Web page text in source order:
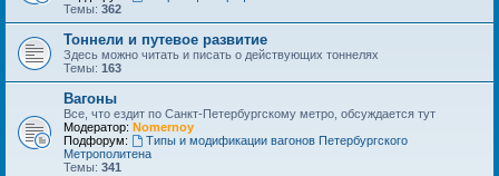
Темы: 362
Тоннели и путевое развитие
Здесь можно читать и писать о действующих тоннелях
Темы: 163
Вагоны
Все, что ездит по Санкт-Петербургскому метро, обсуждается тут
Модератор: Nomernoy
Подфорум:
Типы и модификации вагонов Петербургского
Метрополитена
Темы: 341